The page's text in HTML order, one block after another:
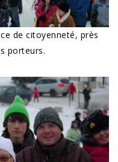
de citoyenneté, près
porteurs.